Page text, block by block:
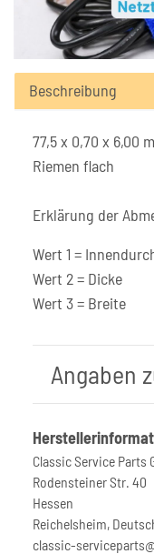
Beschreibung
77,5 x 0,70 x 6,00
Riemen flach
Erklärung der
Wert 1 =
Wert 2 = Dicke
Wert 3 = Breite
Angaben
Classic Service Parts
Rodensteiner Str. 40
Hessen
Reichelsheim,
classic-